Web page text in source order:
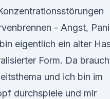
- Angst,
eigentlich ein alter
Form. Da
und ich bin im
durchspiele und mir